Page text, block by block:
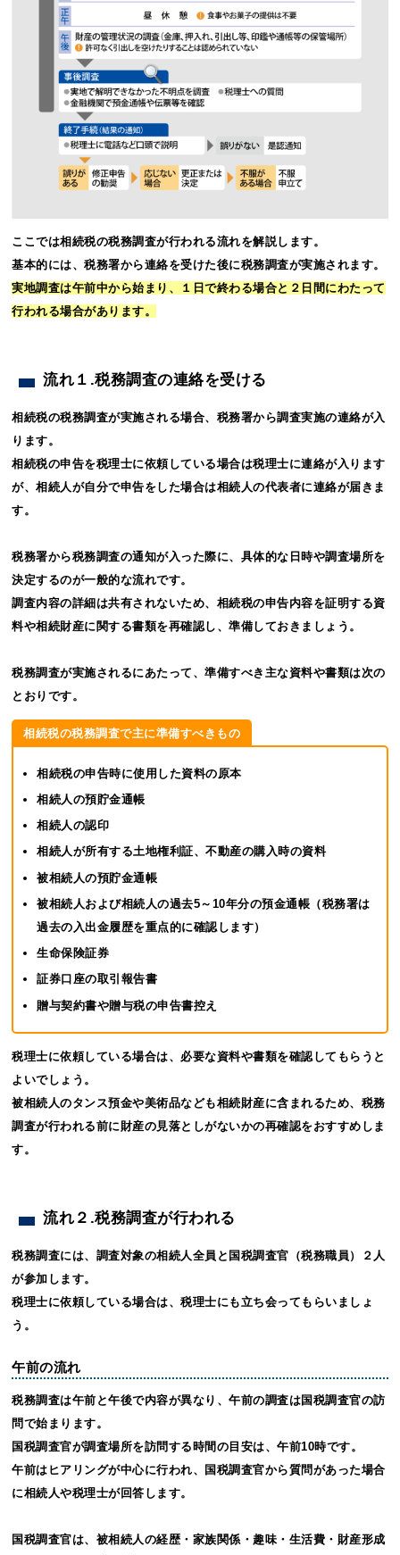
ここでは相続税の税務調査が行われる流れを解説します。
基本的には、税務署から連絡を受けた後に税務調査が実施されます。
実地調査は午前中から始まり、１日で終わる場合と２日間にわたって
行われる場合があります。
流れ１.税務調査の連絡を受ける
相続税の税務調査が実施される場合、税務署から調査実施の連絡が入
ります。
相続税の申告を税理士に依頼している場合は税理士に連絡が入ります
が、相続人が自分で申告をした場合は相続人の代表者に連絡が届きま
す。
税務署から税務調査の通知が入った際に、具体的な日時や調査場所を
決定するのが一般的な流れです。
調査内容の詳細は共有されないため、相続税の申告内容を証明する資
料や相続財産に関する書類を再確認し、準備しておきましょう。
税務調査が実施されるにあたって、準備すべき主な資料や書類は次の
とおりです。
相続税の税務調査で主に準備すべきもの
相続税の申告時に使用した資料の原本
相続人の預貯金通帳
相続人の認印
相続人が所有する土地権利証、不動産の購入時の資料
被相続人の預貯金通帳
被相続人および相続人の過去5～10年分の預金通帳（税務署は
過去の入出金履歴を重点的に確認します）
生命保険証券
証券口座の取引報告書
贈与契約書や贈与税の申告書控え
税理士に依頼している場合は、必要な資料や書類を確認してもらうと
よいでしょう。
被相続人のタンス預金や美術品なども相続財産に含まれるため、税務
調査が行われる前に財産の見落としがないかの再確認をおすすめしま
す。
流れ２.税務調査が行われる
税務調査には、調査対象の相続人全員と国税調査官（税務職員）２人
が参加します。
税理士に依頼している場合は、税理士にも立ち会ってもらいましょ
う。
午前の流れ
税務調査は午前と午後で内容が異なり、午前の調査は国税調査官の訪
問で始まります。
国税調査官が調査場所を訪問する時間の目安は、午前10時です。
午前はヒアリングが中心に行われ、国税調査官から質問があった場合
に相続人や税理士が回答します。
国税調査官は、被相続人の経歴・家族関係・趣味・生活費・財産形成